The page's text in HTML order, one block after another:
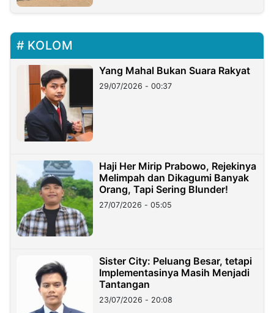
KOLOM
Yang Mahal Bukan Suara Rakyat
29/07/2026 - 00:37
Haji Her Mirip Prabowo, Rejekinya
Melimpah dan Dikagumi Banyak
Orang, Tapi Sering Blunder!
27/07/2026 - 05:05
Sister City: Peluang Besar, tetapi
Implementasinya Masih Menjadi
Tantangan
23/07/2026 - 20:08